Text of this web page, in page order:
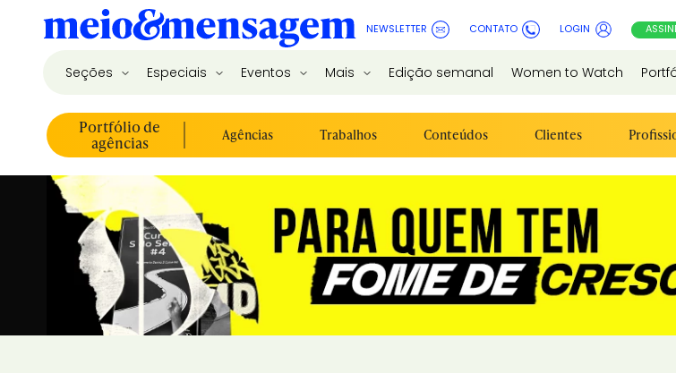
NEWSLETTER CONTATO LOGIN
Seções Especiais Eventos Mais Edição semanal Women to Watch
Portfólio de
agências Agências Trabalhos Conteúdos Clientes